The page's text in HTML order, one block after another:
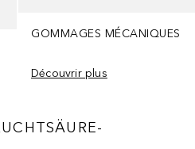
GOMMAGES MÉCANIQUES
Découvrir plus
PEELING